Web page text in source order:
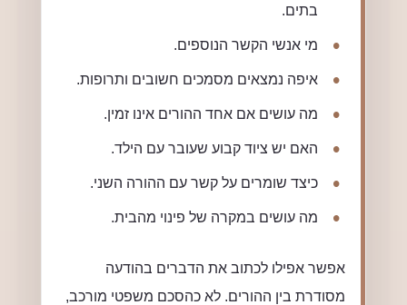
בתים.
מי אנשי הקשר הנוספים.
איפה נמצאים מסמכים חשובים ותרופות.
מה עושים אם אחד ההורים אינו זמין.
האם יש ציוד קבוע שעובר עם הילד.
כיצד שומרים על קשר עם ההורה השני.
מה עושים במקרה של פינוי מהבית.
אפשר אפילו לכתוב את הדברים בהודעה
מסודרת בין ההורים. לא כהסכם משפטי מורכב,